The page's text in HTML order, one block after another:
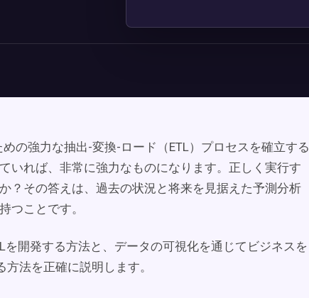
の強力な抽出-変換-ロード（ETL）プロセスを確立する
いれば、非常に強力なものになります。正しく実行す
？その答えは、過去の状況と将来を見据えた予測分析
つことです。
を開発する方法と、データの可視化を通じてビジネスを
法を正確に説明します。